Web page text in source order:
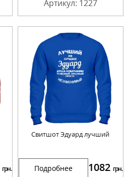
Артикул: 1227
грн.
Свитшот Эдуард лучший
Подробнее 1082 грн.